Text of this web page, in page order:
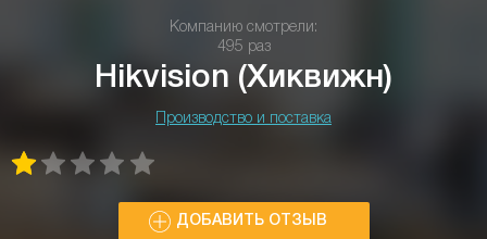
Компанию смотрели:
495 раз
Hikvision (Хиквижн)
Производство и поставка
ДОБАВИТЬ ОТЗЫВ